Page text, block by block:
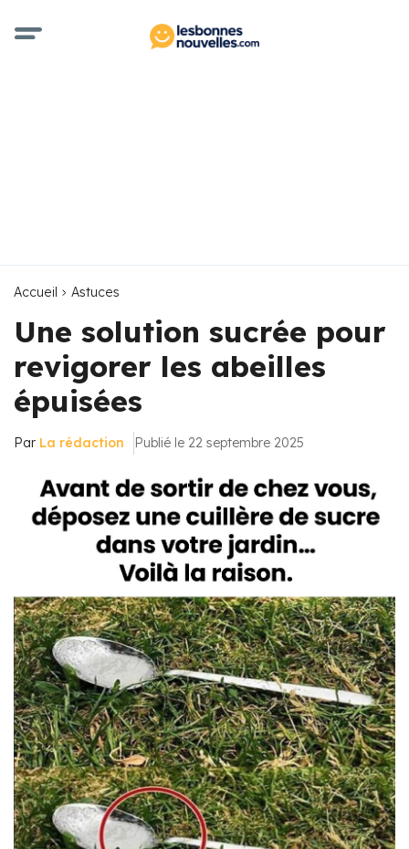
Accueil Astuces
Une solution sucrée pour
revigorer les abeilles
épuisées
Par La rédaction Publié le 22 septembre 2025